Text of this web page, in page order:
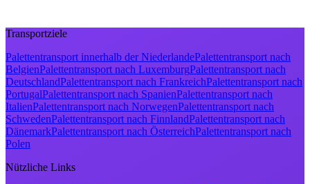
Transportziele
Palettentransport innerhalb der NiederlandePalettentransport nach
BelgienPalettentransport nach LuxemburgPalettentransport nach
DeutschlandPalettentransport nach FrankreichPalettentransport nach
PortugalPalettentransport nach SpanienPalettentransport nach
ItalienPalettentransport nach NorwegenPalettentransport nach
SchwedenPalettentransport nach FinnlandPalettentransport nach
DänemarkPalettentransport nach ÖsterreichPalettentransport nach
Polen
Nützliche Links